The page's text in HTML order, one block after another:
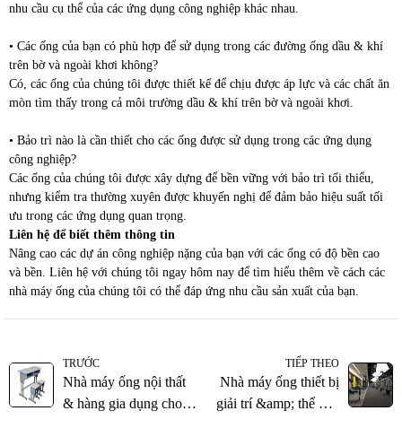
nhu cầu cụ thể của các ứng dụng công nghiệp khác nhau.
• Các ống của bạn có phù hợp để sử dụng trong các đường ống dầu & khí
trên bờ và ngoài khơi không?
Có, các ống của chúng tôi được thiết kế để chịu được áp lực và các chất ăn
mòn tìm thấy trong cả môi trường dầu & khí trên bờ và ngoài khơi.
• Bảo trì nào là cần thiết cho các ống được sử dụng trong các ứng dụng
công nghiệp?
Các ống của chúng tôi được xây dựng để bền vững với bảo trì tối thiểu,
nhưng kiểm tra thường xuyên được khuyến nghị để đảm bảo hiệu suất tối
ưu trong các ứng dụng quan trọng.
Liên hệ để biết thêm thông tin
Nâng cao các dự án công nghiệp nặng của bạn với các ống có độ bền cao
và bền. Liên hệ với chúng tôi ngay hôm nay để tìm hiểu thêm về cách các
nhà máy ống của chúng tôi có thể đáp ứng nhu cầu sản xuất của bạn.
TRƯỚC
Nhà máy ống nội thất
& hàng gia dụng cho
TIẾP THEO
Nhà máy ống thiết bị
giải trí &amp; thể dục